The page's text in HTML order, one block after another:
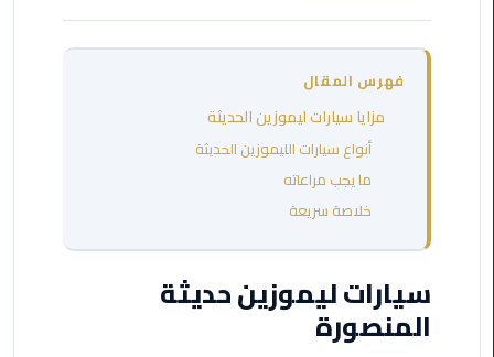
مطروح
ليموزين
فهرس المقال
مزايا سيارات ليموزين الحديثة
أنواع سيارات الليموزين الحديثة
ما يجب مراعاته
خلاصة سريعة
سيارات ليموزين حديثة
المنصورة